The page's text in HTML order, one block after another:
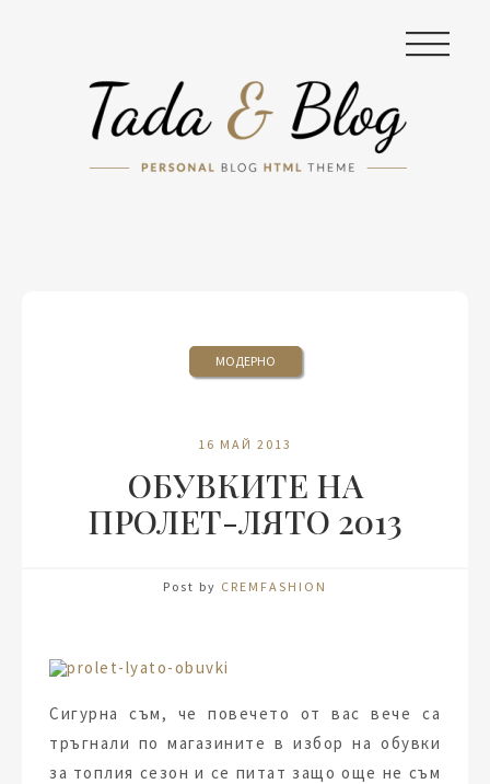
|||
МОДЕРНО
16 МАЙ 2013
ОБУВКИТЕ НА
ПРОЛЕТ-ЛЯТО 2013
Post by CREMFASHION
Сигурна съм, че повечето от вас вече са
тръгнали по магазините в избор на обувки
за топлия сезон и се питат защо още не съм